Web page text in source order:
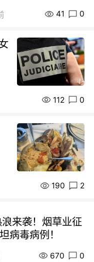
41 0
112 0
190 2
来袭！烟草业征
病毒病例！
670 0